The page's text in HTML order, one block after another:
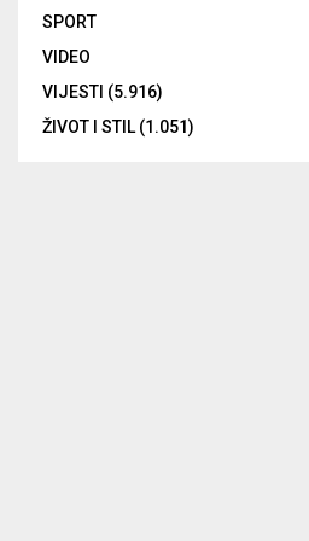
SPORT
VIDEO
VIJESTI (5.916)
ŽIVOT I STIL(1.051)